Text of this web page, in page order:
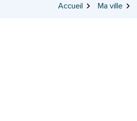
Accueil Ma ville